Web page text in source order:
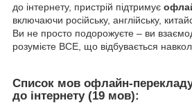
до інтернету, пристрій підтримує
включаючи російську, англійську,
Ви не просто подорожуєте – ви
розумієте ВСЕ, що відбувається
Список мов офлайн-
до інтернету (19 мов):